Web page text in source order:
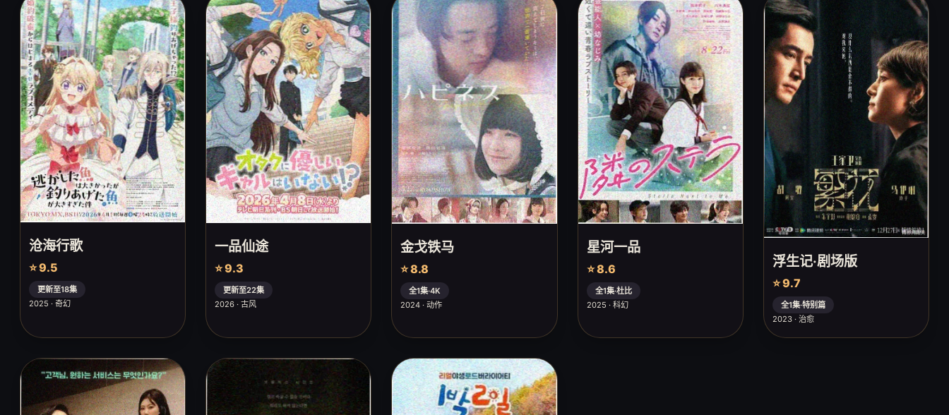
沧海行歌
⭐ 9.5
更新至18集
2025 · 奇幻
一品仙途
⭐ 9.3
更新至22集
2026 · 古风
金戈铁马
⭐ 8.8
全1集·4K
2024 · 动作
星河一品
⭐ 8.6
全1集·杜比
2025 · 科幻
浮生记·剧场版
⭐ 9.7
全1集·特别篇
2023 · 治愈